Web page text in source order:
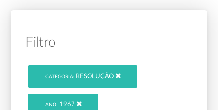
Filtro
CATEGORIA: RESOLUÇÃO
ANO: 1967